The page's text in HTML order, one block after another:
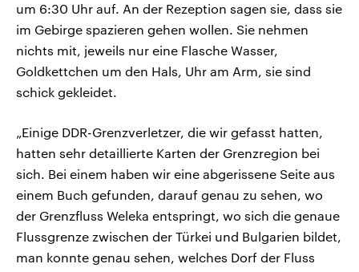
um 6:30 Uhr auf. An der Rezeption sagen sie, dass sie
im Gebirge spazieren gehen wollen. Sie nehmen
nichts mit, jeweils nur eine Flasche Wasser,
Goldkettchen um den Hals, Uhr am Arm, sie sind
schick gekleidet.
„Einige DDR-Grenzverletzer, die wir gefasst hatten,
hatten sehr detaillierte Karten der Grenzregion bei
sich. Bei einem haben wir eine abgerissene Seite aus
einem Buch gefunden, darauf genau zu sehen, wo
der Grenzfluss Weleka entspringt, wo sich die genaue
Flussgrenze zwischen der Türkei und Bulgarien bildet,
man konnte genau sehen, welches Dorf der Fluss